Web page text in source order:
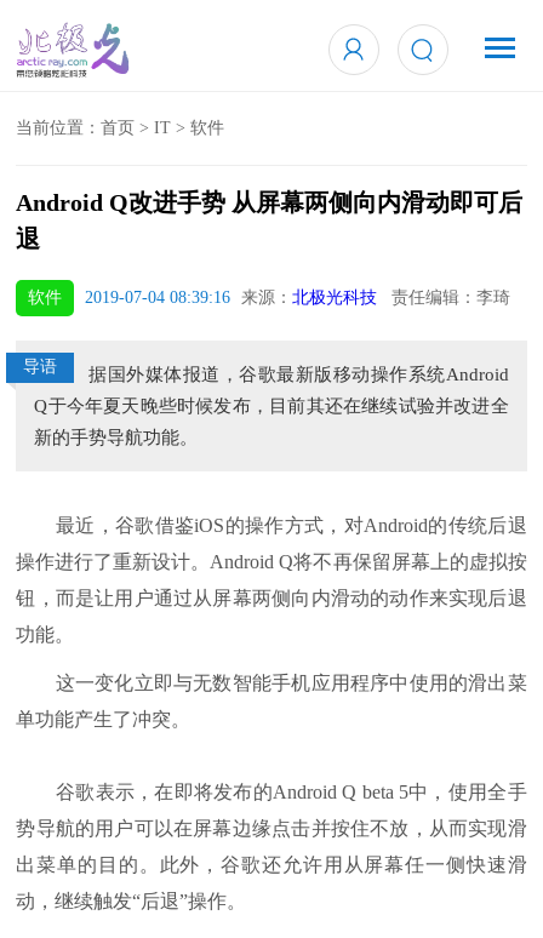
当前位置：首页 >IT >软件
Android Q改进手势 从屏幕两侧向内滑动即可后
退
软件 2019-07-04 08:39:16 来源：北极光科技 责任编辑：李琦
导语
据国外媒体报道，谷歌最新版移动操作系统Android
Q于今年夏天晚些时候发布，目前其还在继续试验并改进全
新的手势导航功能。
最近，谷歌借鉴iOS的操作方式，对Android的传统后退
操作进行了重新设计。Android Q将不再保留屏幕上的虚拟按
钮，而是让用户通过从屏幕两侧向内滑动的动作来实现后退
功能。
这一变化立即与无数智能手机应用程序中使用的滑出菜
单功能产生了冲突。
谷歌表示，在即将发布的Android Q beta 5中，使用全手
势导航的用户可以在屏幕边缘点击并按住不放，从而实现滑
出菜单的目的。此外，谷歌还允许用从屏幕任一侧快速滑
动，继续触发“后退”操作。